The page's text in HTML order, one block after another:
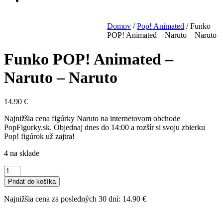
Domov / Pop! Animated /Funko
POP! Animated – Naruto – Naruto
Funko POP! Animated –
Naruto – Naruto
14.90 €
Najnižšia cena figúrky Naruto na internetovom obchode
PopFigurky.sk. Objednaj dnes do 14:00 a rozšír si svoju zbierku
Pop! figúrok už zajtra!
4 na sklade
množstvo
Funko
POP!
Animated
Pridať do košíka
Najnižšia cena za posledných 30 dní: 14.90 €